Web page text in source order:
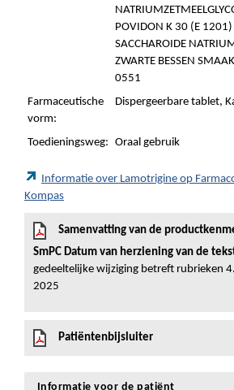
POVIDON K 30 (E 1201)
SACCHAROIDE
ZWARTE BESSEN
0551
Farmaceutische
vorm:
Dispergeerbare tablet,
Toedieningsweg: Oraal gebruik
Informatie over Lamotrigine op
Kompas
Samenvatting van de
SmPC Datum van herziening van de
gedeeltelijke wijziging betreft rubrieken
2025
Patiëntenbijsluiter
Informatie voor de patiënt